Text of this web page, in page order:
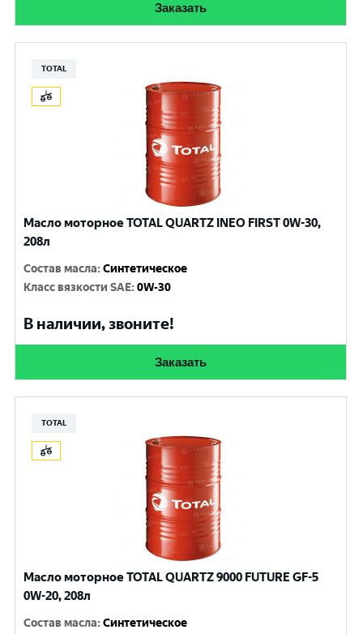
Заказать
TOTAL
Масло моторное TOTAL QUARTZ INEO FIRST 0W-30,
208л
Состав масла:Синтетическое
Класс вязкости SAE:0W-30
В наличии, звоните!
Заказать
TOTAL
Масло моторное TOTAL QUARTZ 9000 FUTURE GF-5
0W-20, 208л
Состав масла:Синтетическое